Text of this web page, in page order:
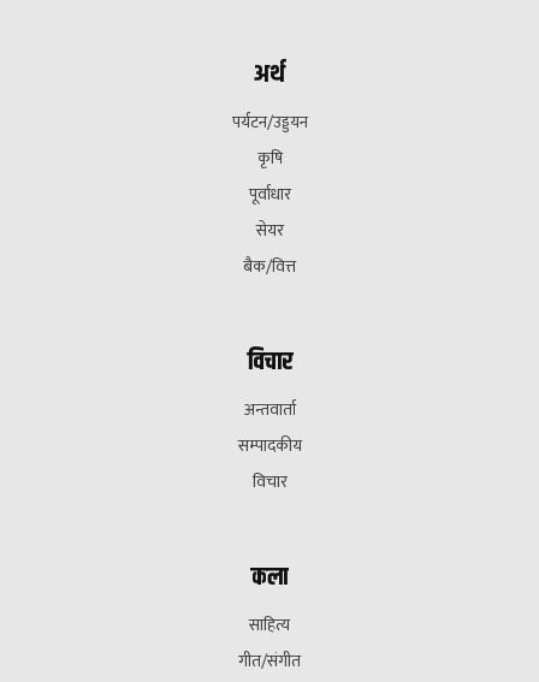
अर्थ
पर्यटन/उड्डयन
कृषि
पूर्वाधार
सेयर
बैक/वित्त
विचार
अन्तवार्ता
सम्पादकीय
विचार
कला
साहित्य
गीत/संगीत